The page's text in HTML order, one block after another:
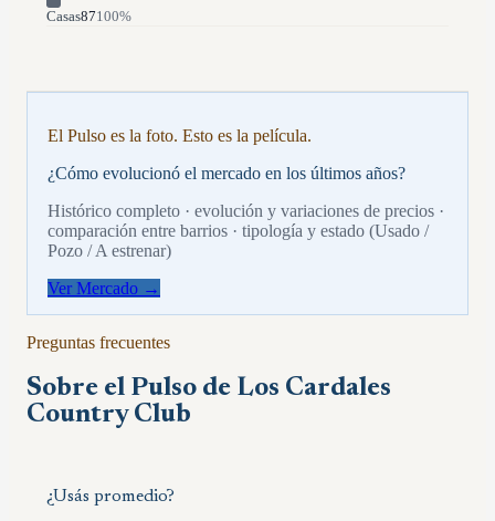
Casas87100%
El Pulso es la foto. Esto es la película.
¿Cómo evolucionó el mercado en los últimos años?
Histórico completo · evolución y variaciones de precios ·
comparación entre barrios · tipología y estado (Usado /
Pozo / A estrenar)
Ver Mercado →
Preguntas frecuentes
Sobre el Pulso de Los Cardales
Country Club
¿Usás promedio?